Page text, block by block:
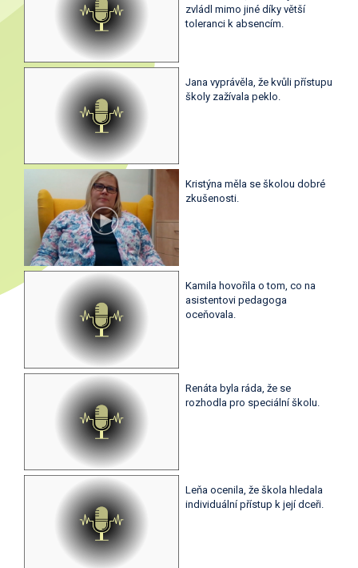
zvládl mimo jiné díky větší
toleranci k absencím.
Jana vyprávěla, že kvůli přístupu
školy zažívala peklo.
Kristýna měla se školou dobré
zkušenosti.
Kamila hovořila o tom, co na
asistentovi pedagoga
oceňovala.
Renáta byla ráda, že se
rozhodla pro speciální školu.
Leňa ocenila, že škola hledala
individuální přístup k její dceři.